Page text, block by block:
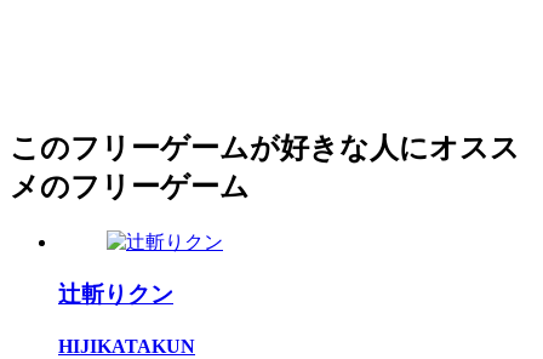
このフリーゲームが好きな人にオスス
メのフリーゲーム
辻斬りクン
HIJIKATAKUN